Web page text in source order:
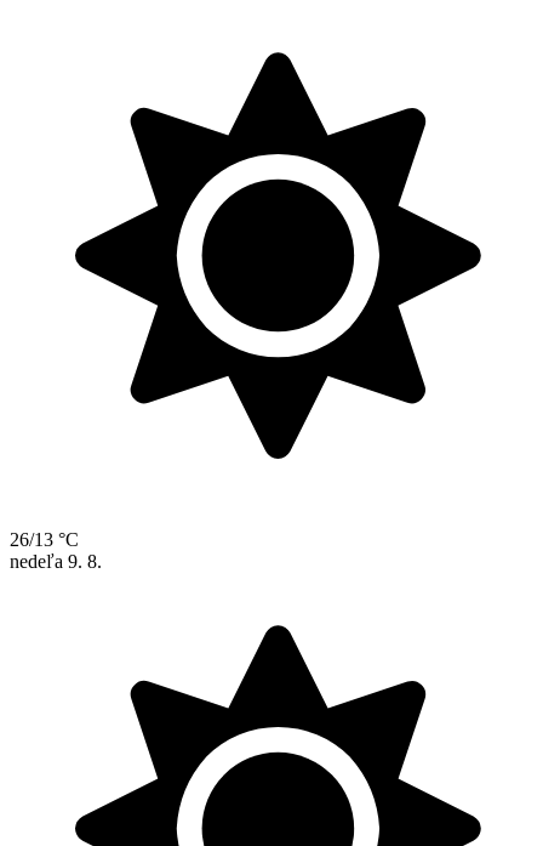
26/13 °C
nedeľa 9. 8.